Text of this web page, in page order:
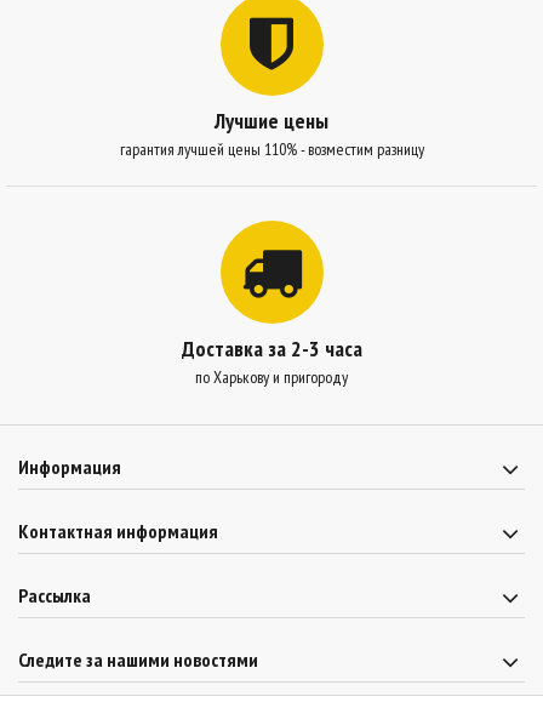
Лучшие цены
гарантия лучшей цены 110% - возместим разницу
Доставка за 2-3 часа
по Харькову и пригороду
Информация
Контактная информация
Рассылка
Следите за нашими новостями